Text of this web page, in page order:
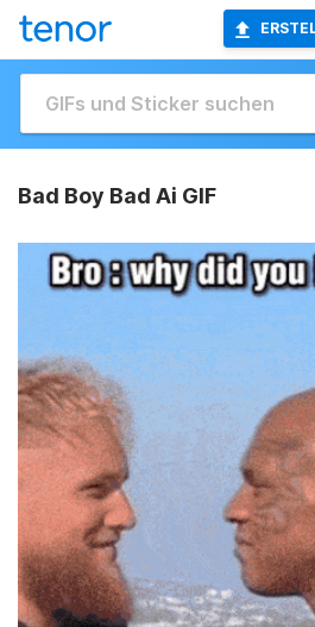
Bad Boy Bad Ai GIF